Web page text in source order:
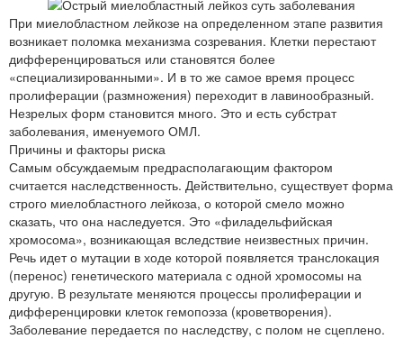
При миелобластном лейкозе на определенном этапе развития
возникает поломка механизма созревания. Клетки перестают
дифференцироваться или становятся более
«специализированными». И в то же самое время процесс
пролиферации (размножения) переходит в лавинообразный.
Незрелых форм становится много. Это и есть субстрат
заболевания, именуемого ОМЛ.
Причины и факторы риска
Самым обсуждаемым предрасполагающим фактором
считается наследственность. Действительно, существует форма
строго миелобластного лейкоза, о которой смело можно
сказать, что она наследуется. Это «филадельфийская
хромосома», возникающая вследствие неизвестных причин.
Речь идет о мутации в ходе которой появляется транслокация
(перенос) генетического материала с одной хромосомы на
другую. В результате меняются процессы пролиферации и
дифференцировки клеток гемопоэза (кроветворения).
Заболевание передается по наследству, с полом не сцеплено.